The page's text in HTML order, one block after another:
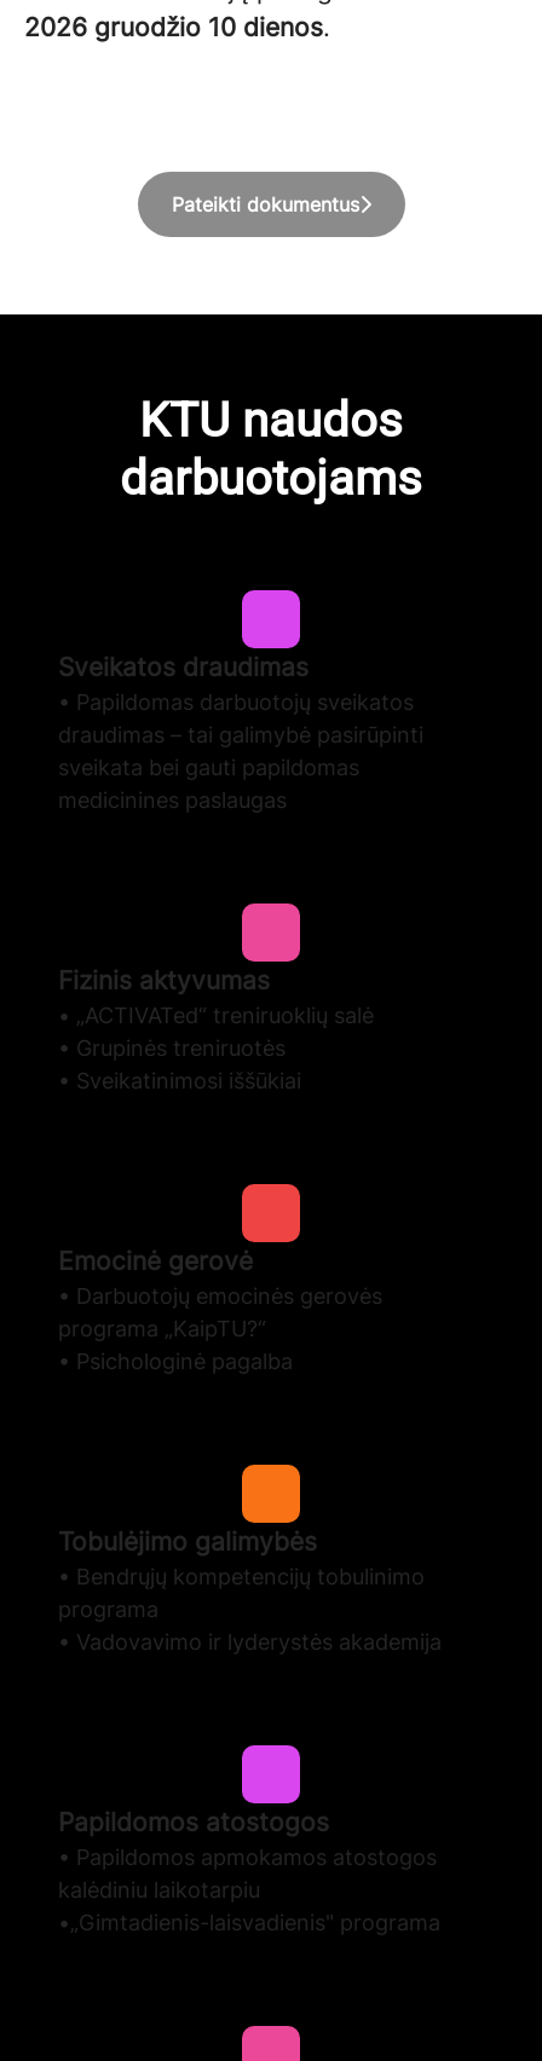
2026 gruodžio 10 dienos.
Pateikti dokumentus
KTU naudos
darbuotojams
Sveikatos draudimas
• Papildomas darbuotojų sveikatos
draudimas – tai galimybė pasirūpinti
sveikata bei gauti papildomas
medicinines paslaugas
Fizinis aktyvumas
• „ACTIVATed“ treniruoklių salė
• Grupinės treniruotės
• Sveikatinimosi iššūkiai
Emocinė gerovė
• Darbuotojų emocinės gerovės
programa „KaipTU?“
• Psichologinė pagalba
Tobulėjimo galimybės
• Bendrųjų kompetencijų tobulinimo
programa
• Vadovavimo ir lyderystės akademija
Papildomos atostogos
• Papildomos apmokamos atostogos
kalėdiniu laikotarpiu
•„Gimtadienis-laisvadienis" programa